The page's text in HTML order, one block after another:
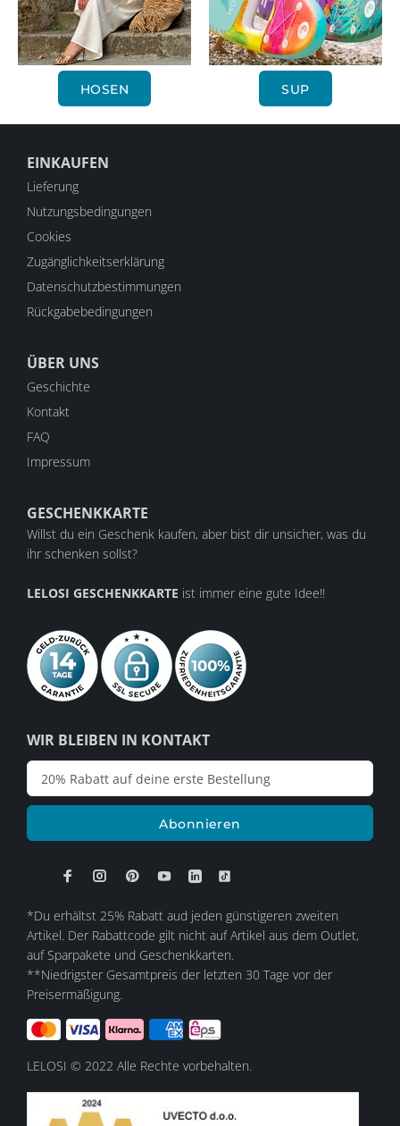
HOSEN SUP
WIR BLEIBEN IN KONTAKT
Abonnieren
EINKAUFEN
Lieferung
Nutzungsbedingungen
Cookies
Zugänglichkeitserklärung
Datenschutzbestimmungen
Rückgabebedingungen
ÜBER UNS
Geschichte
Kontakt
FAQ
Impressum
GESCHENKKARTE
Willst du ein Geschenk kaufen, aber bist dir unsicher, was du
ihr schenken sollst?
LELOSI GESCHENKKARTE ist immer eine gute Idee!!
*Du erhältst 25% Rabatt aud jeden günstigeren zweiten
Artikel. Der Rabattcode gilt nicht auf Artikel aus dem Outlet,
auf Sparpakete und Geschenkkarten.
**Niedrigster Gesamtpreis der letzten 30 Tage vor der
Preisermäßigung.
LELOSI © 2022 Alle Rechte vorbehalten.